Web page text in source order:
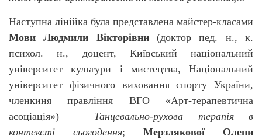
Наступна лінійка була представлена майстер-класами
Мови Людмили Вікторівни(доктор пед. н., к.
психол. н., доцент, Київський національний
університет культури і мистецтва, Національний
університет фізичного виховання спорту України,
членкиня правління ВГО «Арт-терапевтична
асоціація») – Танцевально-рухова терапія в
контексті сьогодення; Мерзлякової Олени